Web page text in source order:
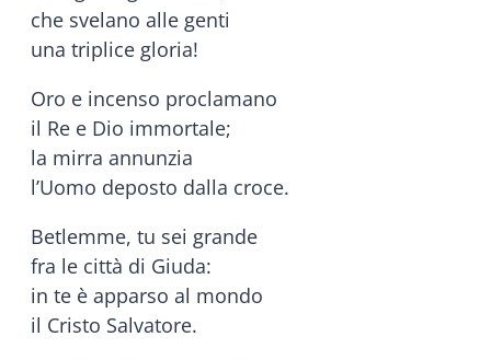
che svelano alle genti
una triplice gloria!
Oro e incenso proclamano
il Re e Dio immortale;
la mirra annunzia
l’Uomo deposto dalla croce.
Betlemme, tu sei grande
fra le città di Giuda:
in te è apparso al mondo
il Cristo Salvatore.